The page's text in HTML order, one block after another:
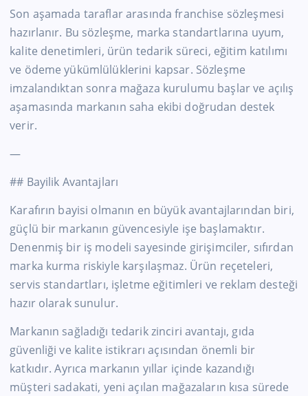
Son aşamada taraflar arasında franchise sözleşmesi
hazırlanır. Bu sözleşme, marka standartlarına uyum,
kalite denetimleri, ürün tedarik süreci, eğitim katılımı
ve ödeme yükümlülüklerini kapsar. Sözleşme
imzalandıktan sonra mağaza kurulumu başlar ve açılış
aşamasında markanın saha ekibi doğrudan destek
verir.
—
## Bayilik Avantajları
Karafırın bayisi olmanın en büyük avantajlarından biri,
güçlü bir markanın güvencesiyle işe başlamaktır.
Denenmiş bir iş modeli sayesinde girişimciler, sıfırdan
marka kurma riskiyle karşılaşmaz. Ürün reçeteleri,
servis standartları, işletme eğitimleri ve reklam desteği
hazır olarak sunulur.
Markanın sağladığı tedarik zinciri avantajı, gıda
güvenliği ve kalite istikrarı açısından önemli bir
katkıdır. Ayrıca markanın yıllar içinde kazandığı
müşteri sadakati, yeni açılan mağazaların kısa sürede